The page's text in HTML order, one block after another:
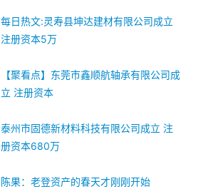
每日热文:灵寿县坤达建材有限公司成立
注册资本5万
【聚看点】东莞市鑫顺航轴承有限公司成
立 注册资本
泰州市固德新材料科技有限公司成立 注
册资本680万
陈果：老登资产的春天才刚刚开始